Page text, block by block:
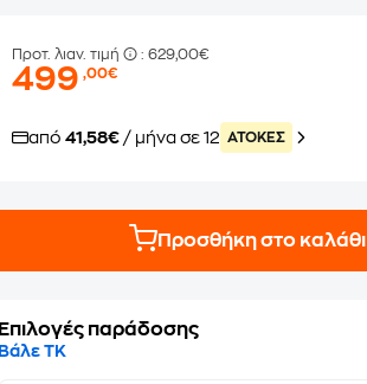
Προτ. λιαν. τιμή : 629,00€
499,00€
από41,58€ / μήνα σε 12 ATOKEΣ
Προσθήκη στο καλάθι
Επιλογές παράδοσης
Βάλε ΤΚ